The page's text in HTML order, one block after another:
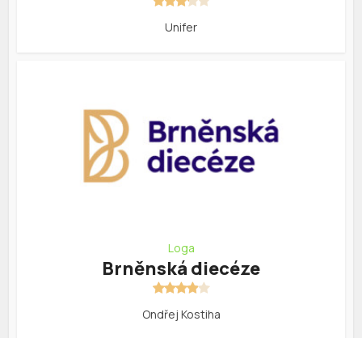
Unifer
Loga
Brněnská diecéze
Ondřej Kostiha